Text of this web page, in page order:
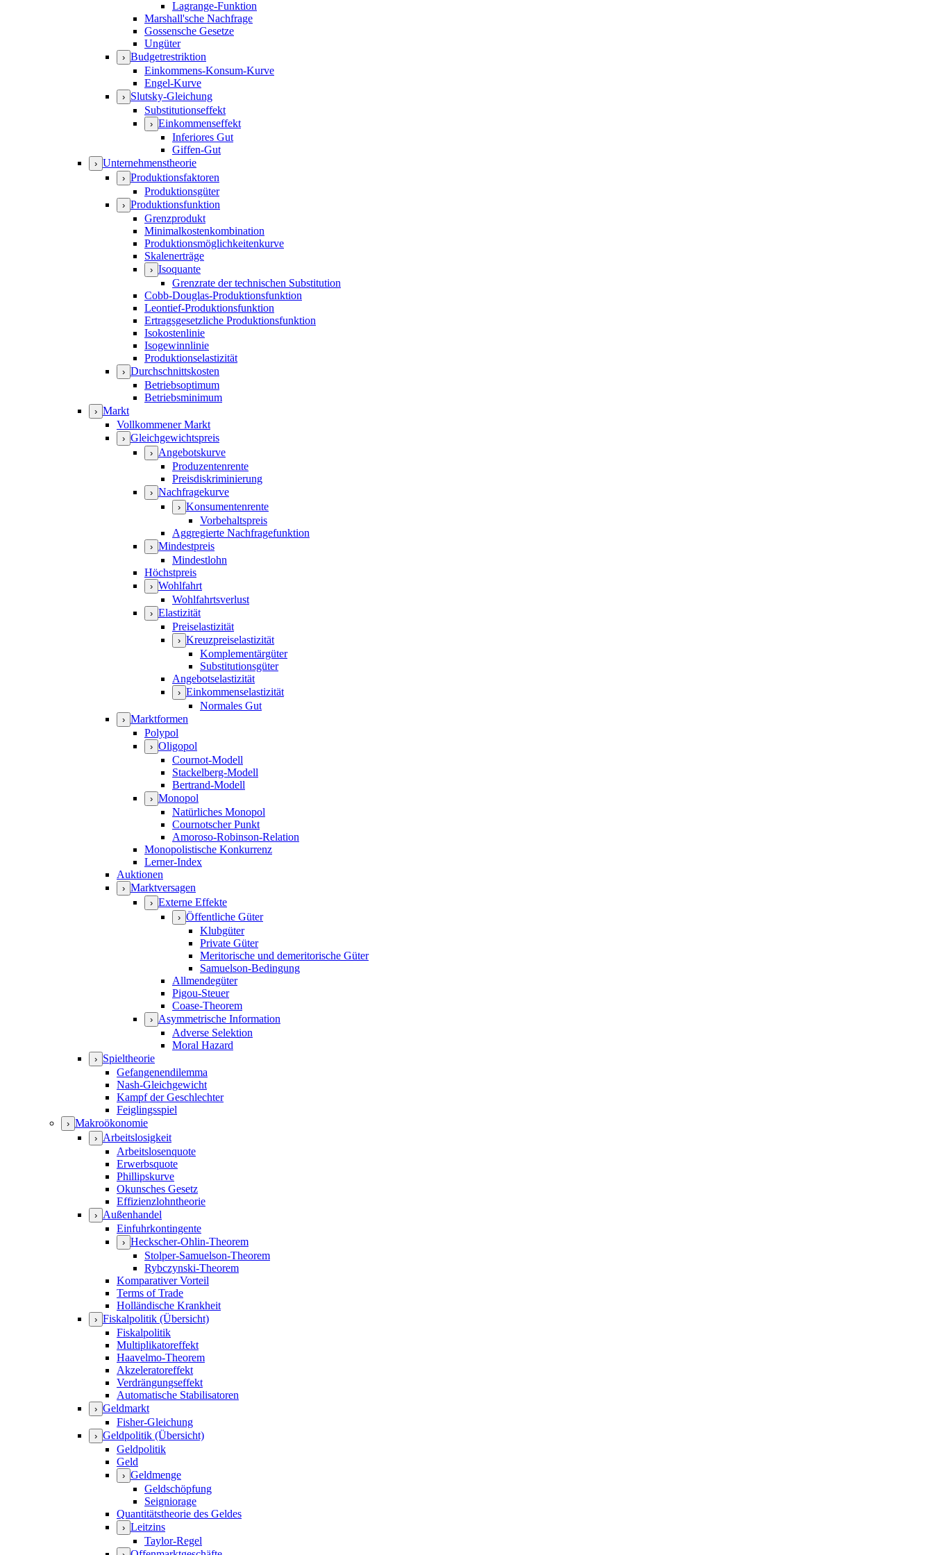
Lagrange-Funktion
Marshall'sche Nachfrage
Gossensche Gesetze
Ungüter
› Budgetrestriktion
Einkommens-Konsum-Kurve
Engel-Kurve
› Slutsky-Gleichung
Substitutionseffekt
› Einkommenseffekt
Inferiores Gut
Giffen-Gut
› Unternehmenstheorie
› Produktionsfaktoren
Produktionsgüter
› Produktionsfunktion
Grenzprodukt
Minimalkostenkombination
Produktionsmöglichkeitenkurve
Skalenerträge
› Isoquante
Grenzrate der technischen Substitution
Cobb-Douglas-Produktionsfunktion
Leontief-Produktionsfunktion
Ertragsgesetzliche Produktionsfunktion
Isokostenlinie
Isogewinnlinie
Produktionselastizität
› Durchschnittskosten
Betriebsoptimum
Betriebsminimum
› Markt
Vollkommener Markt
› Gleichgewichtspreis
› Angebotskurve
Produzentenrente
Preisdiskriminierung
› Nachfragekurve
› Konsumentenrente
Vorbehaltspreis
Aggregierte Nachfragefunktion
› Mindestpreis
Mindestlohn
Höchstpreis
› Wohlfahrt
Wohlfahrtsverlust
› Elastizität
Preiselastizität
› Kreuzpreiselastizität
Komplementärgüter
Substitutionsgüter
Angebotselastizität
› Einkommenselastizität
Normales Gut
› Marktformen
Polypol
› Oligopol
Cournot-Modell
Stackelberg-Modell
Bertrand-Modell
› Monopol
Natürliches Monopol
Cournotscher Punkt
Amoroso-Robinson-Relation
Monopolistische Konkurrenz
Lerner-Index
Auktionen
› Marktversagen
› Externe Effekte
› Öffentliche Güter
Klubgüter
Private Güter
Meritorische und demeritorische Güter
Samuelson-Bedingung
Allmendegüter
Pigou-Steuer
Coase-Theorem
› Asymmetrische Information
Adverse Selektion
Moral Hazard
› Spieltheorie
Gefangenendilemma
Nash-Gleichgewicht
Kampf der Geschlechter
Feiglingsspiel
› Makroökonomie
› Arbeitslosigkeit
Arbeitslosenquote
Erwerbsquote
Phillipskurve
Okunsches Gesetz
Effizienzlohntheorie
› Außenhandel
Einfuhrkontingente
› Heckscher-Ohlin-Theorem
Stolper-Samuelson-Theorem
Rybczynski-Theorem
Komparativer Vorteil
Terms of Trade
Holländische Krankheit
› Fiskalpolitik (Übersicht)
Fiskalpolitik
Multiplikatoreffekt
Haavelmo-Theorem
Akzeleratoreffekt
Verdrängungseffekt
Automatische Stabilisatoren
› Geldmarkt
Fisher-Gleichung
› Geldpolitik (Übersicht)
Geldpolitik
Geld
› Geldmenge
Geldschöpfung
Seigniorage
Quantitätstheorie des Geldes
› Leitzins
Taylor-Regel